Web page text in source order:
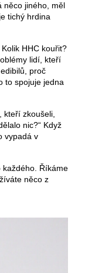
něco jiného, měl
je tichý hrdina
HHC kouřit?
lidí, kteří
proč
to spojuje jedna
zkoušeli,
nic?“ Když
vypadá v
každého. Říkáme
něco z